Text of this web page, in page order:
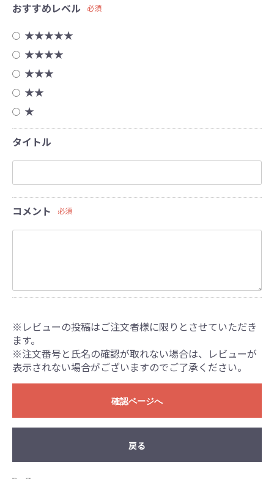
おすすめレベル 必須
★★★★★
★★★★
★★★
★★
★
タイトル
コメント 必須
※レビューの投稿はご注文者様に限りとさせていただき
ます。
※注文番号と氏名の確認が取れない場合は、レビューが
表示されない場合がございますのでご了承ください。
確認ページへ
戻る